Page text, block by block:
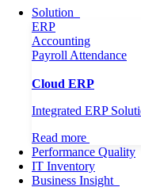
Solution
ERP
Accounting
Payroll Attendance
Cloud ERP
Integrated ERP
Read more
Performance Quality
IT Inventory
Business Insight
Performance Quality
IT Inventory
Business Insight
Professional
News
LanguageEN
Korea
Need Help?Call Us
Home
Article Mengenal